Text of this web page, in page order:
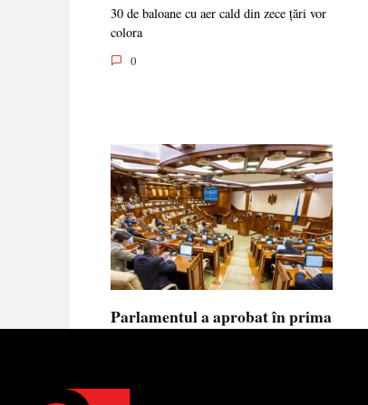
30 de baloane cu aer cald din zece țări vor
colora
0
Parlamentul a aprobat în prima